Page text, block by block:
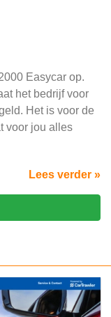
Easycar op.
het bedrijf voor
Het is voor de
voor jou alles
Lees verder »